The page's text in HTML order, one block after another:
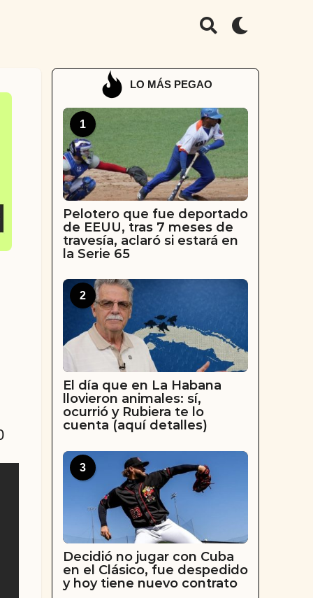
LO MÁS PEGAO
1
Pelotero que fue deportado
de EEUU, tras 7 meses de
travesía, aclaró si estará en
la Serie 65
2
El día que en La Habana
llovieron animales: sí,
ocurrió y Rubiera te lo
cuenta (aquí detalles)
3
Decidió no jugar con Cuba
en el Clásico, fue despedido
y hoy tiene nuevo contrato